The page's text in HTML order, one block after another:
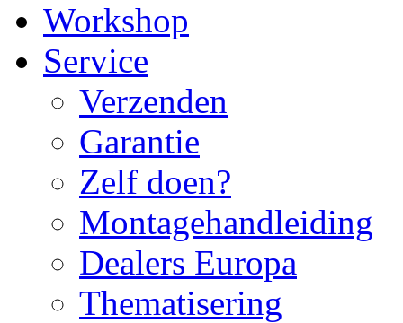
Workshop
Service
Verzenden
Garantie
Zelf doen?
Montagehandleiding
Dealers Europa
Thematisering